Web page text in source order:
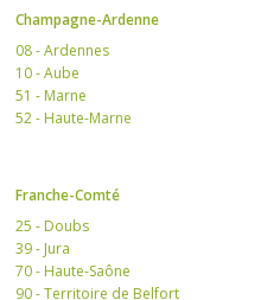
Champagne-Ardenne
08 - Ardennes
10 - Aube
51 - Marne
52 - Haute-Marne
Franche-Comté
25 - Doubs
39 - Jura
70 - Haute-Saône
90 - Territoire de Belfort